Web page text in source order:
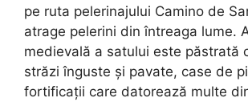
pe ruta pelerinajului Camino de
atrage pelerini din întreaga lume.
medievală a satului este păstrată
străzi înguste și pavate, case de
fortificații care datorează multe